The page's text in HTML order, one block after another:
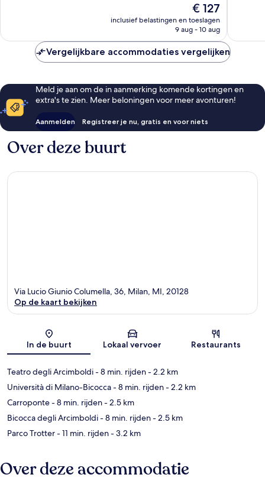
De
prijs
is
€ 127
inclusief belastingen en toeslagen
9 aug - 10 aug
Vergelijkbare accommodaties vergelijken
Meld je aan om de in aanmerking komende kortingen en
extra's te zien. Meer beloningen voor meer avonturen!
Aanmelden Registreer je nu, gratis en voor niets
Over deze buurt
Kaart
Via Lucio Giunio Columella, 36, Milan, MI, 20128
Op de kaart bekijken
In de buurt Lokaal vervoer Restaurants
Teatro degli Arcimboldi- 8 min. rijden- 2.2 km
Università di Milano-Bicocca- 8 min. rijden- 2.2 km
Carroponte- 8 min. rijden- 2.5 km
Bicocca degli Arcimboldi- 8 min. rijden- 2.5 km
Parco Trotter- 11 min. rijden- 3.2 km
Over deze accommodatie